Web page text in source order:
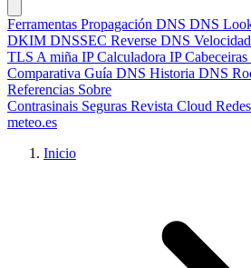
Ferramentas Propagación DNS DNS
DKIM DNSSEC Reverse DNS
TLS A miña IPCalculadora IP
Comparativa Guía DNS Historia DNS
Referencias Sobre
Contrasinais Seguras Revista Cloud
meteo.es
Inicio